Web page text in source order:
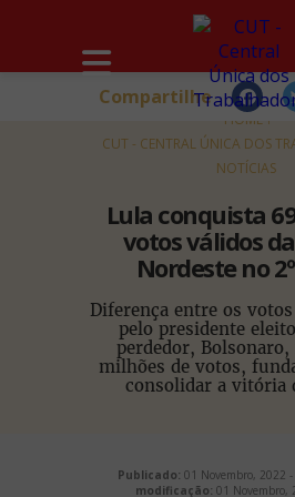
HOME
CUT - CENTRAL ÚNICA DOS
NOTÍCIAS
Lula conquista
votos válidos
Nordeste no
Diferença entre os
pelo presidente
perdedor, Bolsonaro,
milhões de votos,
consolidar a vitória
Compartilhe
Publicado: 01 Novembro, 2022
modificação: 01 Novembro,